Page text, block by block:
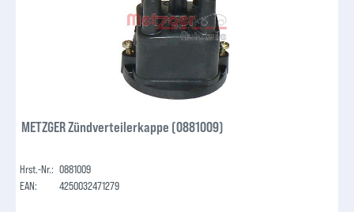
METZGER Zündverteilerkappe (0881009)
Hrst.-Nr.: 0881009
EAN:
4250032471279